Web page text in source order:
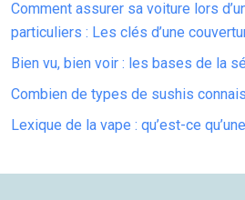
Comment assurer sa voiture lors
particuliers : Les clés d’une
Bien vu, bien voir : les bases de la
Combien de types de sushis
Lexique de la vape : qu’est-ce